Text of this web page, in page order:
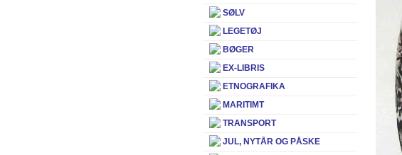
SØLV
LEGETØJ
BØGER
EX-LIBRIS
ETNOGRAFIKA
MARITIMT
TRANSPORT
JUL, NYTÅR OG PÅSKE